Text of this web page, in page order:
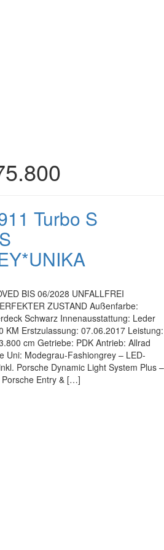
Turbo S
BIS 06/2028 UNFALLFREI
ZUSTAND Außenfarbe:
Schwarz Innenausstattung: Leder
KM Erstzulassung: 07.06.2017 Leistung:
cm Getriebe: PDK Antrieb: Allrad
Uni: Modegrau-Fashiongrey – LED-
Porsche Dynamic Light System Plus –
Entry & […]